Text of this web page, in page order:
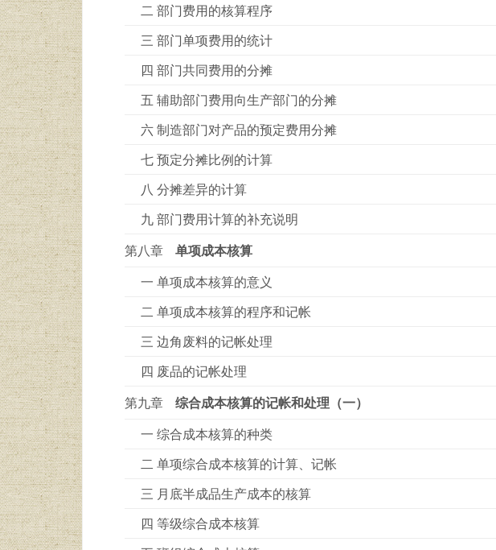
二 部门费用的核算程序
三 部门单项费用的统计
四 部门共同费用的分摊
五 辅助部门费用向生产部门的分摊
六 制造部门对产品的预定费用分摊
七 预定分摊比例的计算
八 分摊差异的计算
九 部门费用计算的补充说明
第八章
单项成本核算
一 单项成本核算的意义
二 单项成本核算的程序和记帐
三 边角废料的记帐处理
四 废品的记帐处理
第九章
综合成本核算的记帐和处理（一）
一 综合成本核算的种类
二 单项综合成本核算的计算、记帐
三 月底半成品生产成本的核算
四 等级综合成本核算